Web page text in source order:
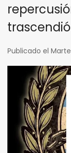
Publicado el